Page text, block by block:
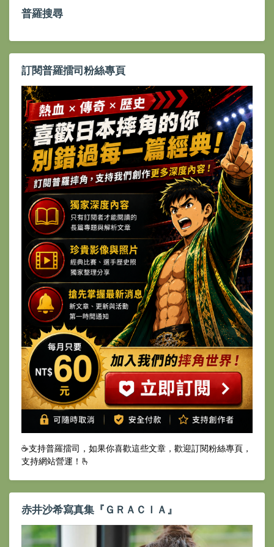
普羅搜尋
訂閱普羅擂司粉絲專頁
☕️支持普羅擂司，如果你喜歡這些文章，歡迎訂閱粉絲專頁，
支持網站營運！🫰
赤井沙希寫真集『ＧＲＡＣＩＡ』